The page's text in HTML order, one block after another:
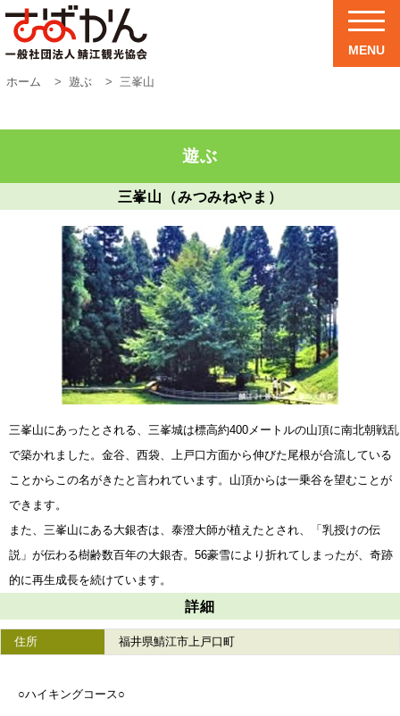
MENU
ホーム 遊ぶ 三峯山
遊ぶ
三峯山（みつみねやま）
三峯山にあったとされる、三峯城は標高約400メートルの山頂に南北朝戦乱
で築かれました。金谷、西袋、上戸口方面から伸びた尾根が合流している
ことからこの名がきたと言われています。山頂からは一乗谷を望むことが
できます。
また、三峯山にある大銀杏は、泰澄大師が植えたとされ、「乳授けの伝
説」が伝わる樹齢数百年の大銀杏。56豪雪により折れてしまったが、奇跡
的に再生成長を続けています。
詳細
住所 福井県鯖江市上戸口町
○ハイキングコース○